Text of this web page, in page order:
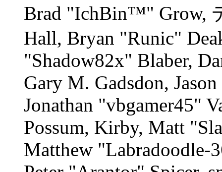
Brad "IchBin™" Grow,
Hall, Bryan "Runic"
"Shadow82x" Blaber,
Gary M. Gadsdon,
Jonathan "vbgamer45"
Possum, Kirby, Matt
Matthew "Labradoodle-